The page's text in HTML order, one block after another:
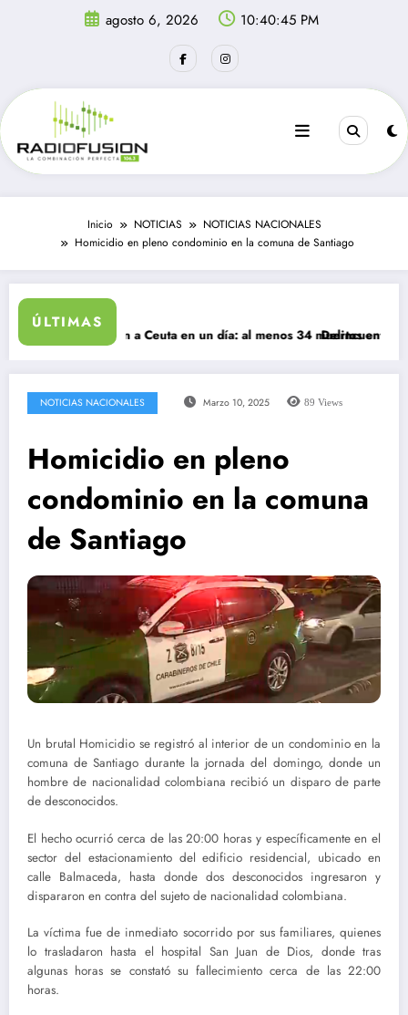
agosto 6, 2026 10:40:45 PM
Inicio NOTICIAS
NOTICIAS NACIONALES
Homicidio en pleno condominio en la comuna de Santiago
ÚLTIMAS
ingresan a Ceuta en un día: al menos 34 muertos en la crisis.
Delincuentes matan
NOTICIAS NACIONALES Marzo 10, 2025 89 Views
Homicidio en pleno
condominio en la comuna
de Santiago
Un brutal Homicidio se registró al interior de un condominio en la
comuna de Santiago durante la jornada del domingo, donde un
hombre de nacionalidad colombiana recibió un disparo de parte
de desconocidos.
El hecho ocurrió cerca de las 20:00 horas y específicamente en el
sector del estacionamiento del edificio residencial, ubicado en
calle Balmaceda, hasta donde dos desconocidos ingresaron y
dispararon en contra del sujeto de nacionalidad colombiana.
La víctima fue de inmediato socorrido por sus familiares, quienes
lo trasladaron hasta el hospital San Juan de Dios, donde tras
algunas horas se constató su fallecimiento cerca de las 22:00
horas.